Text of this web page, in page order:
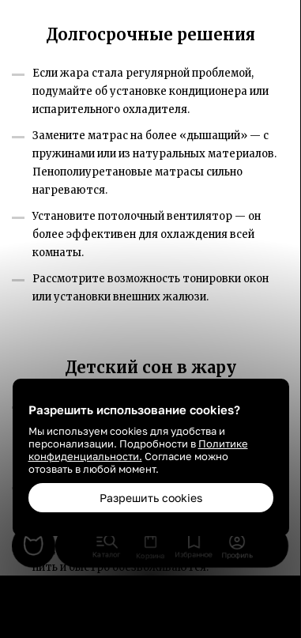
Долгосрочные решения
Если жара стала регулярной проблемой,
подумайте об установке кондиционера или
испарительного охладителя.
Замените матрас на более «дышащий» — с
пружинами или из натуральных материалов.
Пенополиуретановые матрасы сильно
нагреваются.
Установите потолочный вентилятор — он
более эффективен для охлаждения всей
комнаты.
Рассмотрите возможность тонировки окон
или установки внешних жалюзи.
Детский сон в жару
Дети перегреваются быстрее взрослых,
поэтому требуют особого внимания.
Используйте минимум одежды — легкую
хлопковую пижаму или спите без неё.
Охлаждающие пластыри для детей
безопаснее льда. Клейте их на лоб или
Чаще предлагайте воду — дети забывают
пить и быстро обезвоживаются.
Каталог Корзина Избранное Профиль
Разрешить использование cookies?
Мы используем cookies для удобства и
персонализации. Подробности в Политике
конфиденциальности. Согласие можно
отозвать в любой момент.
Разрешить cookies